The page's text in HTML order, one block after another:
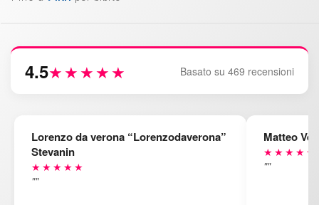
4.5★★★★★ Basato su 469 recensioni
Lorenzo da verona “Lorenzodaverona”
Stevanin
★★★★★
""
Matteo
★★★★★
""